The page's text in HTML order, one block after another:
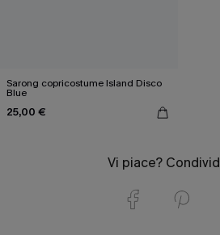
Sarong copricostume Island Disco
Blue
25,00 €
Vi piace?